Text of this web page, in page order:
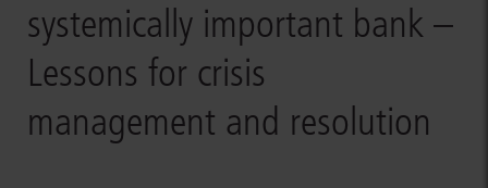
systemically important bank –
Lessons for crisis
management and resolution